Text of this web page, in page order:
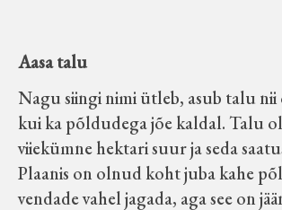
Aasa talu
Nagu siingi nimi ütleb, asub talu
kui ka põldudega jõe kaldal. Talu
viiekümne hektari suur ja seda
Plaanis on olnud koht juba kahe
vendade vahel jagada, aga see on